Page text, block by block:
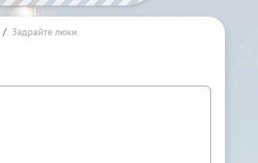
/ Задрайте люки